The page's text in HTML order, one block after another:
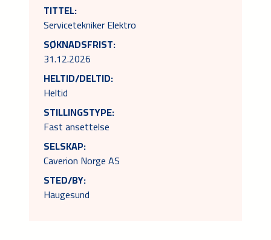
TITTEL:
Servicetekniker Elektro
SØKNADSFRIST:
31.12.2026
HELTID/DELTID:
Heltid
STILLINGSTYPE:
Fast ansettelse
SELSKAP:
Caverion Norge AS
STED/BY:
Haugesund